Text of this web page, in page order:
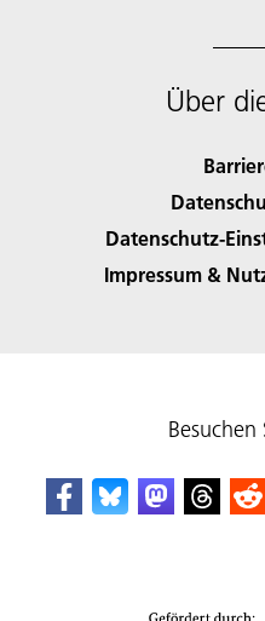
Über
Datenschutz-
Impressum &
Besuchen